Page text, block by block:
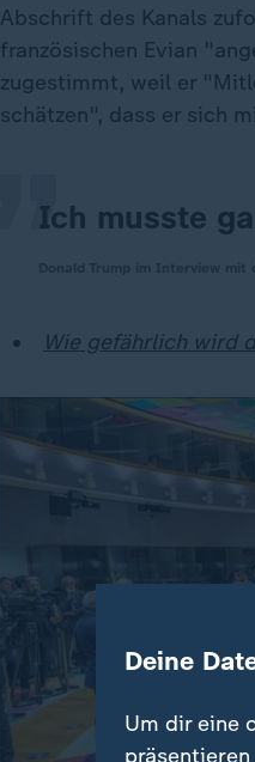
Abschrift des Kanals
französischen Evian
zugestimmt, weil er
schätzen", dass er sich
Ich musste
„
Wie gefährlich wird
Deine
Um dir eine